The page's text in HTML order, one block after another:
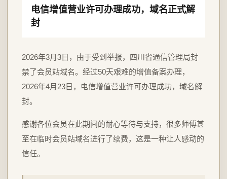
电信增值营业许可办理成功，域名正式解
封
2026年3月3日，由于受到举报，四川省通信管理局封
禁了会员站域名。经过50天艰难的增值备案办理，
2026年4月23日，电信增值营业许可办理成功，域名解
封。
感谢各位会员在此期间的耐心等待与支持，很多师傅甚
至在临时会员站域名进行了续费，这是一种让人感动的
信任。